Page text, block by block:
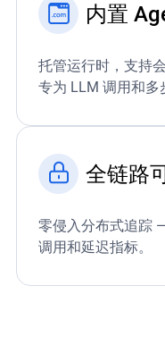
内置
托管运行时，支持
专为 LLM 调用和多
全链路
零侵入分布式追踪
调用和延迟指标。